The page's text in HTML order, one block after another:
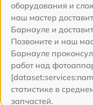
оборудования и
наш мастер
Барнауле и
Позвоните и наш
Барнауле
работ над
статистике в
запчастей.